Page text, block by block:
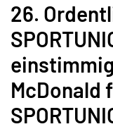
26.
McDonald